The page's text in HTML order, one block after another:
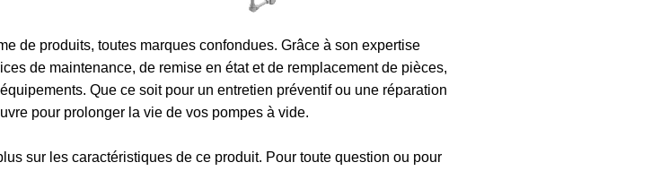
de produits, toutes marques confondues. Grâce à son expertise
de maintenance, de remise en état et de remplacement de pièces,
Que ce soit pour un entretien préventif ou une réparation
pour prolonger la vie de vos pompes à vide.
sur les caractéristiques de ce produit. Pour toute question ou pour